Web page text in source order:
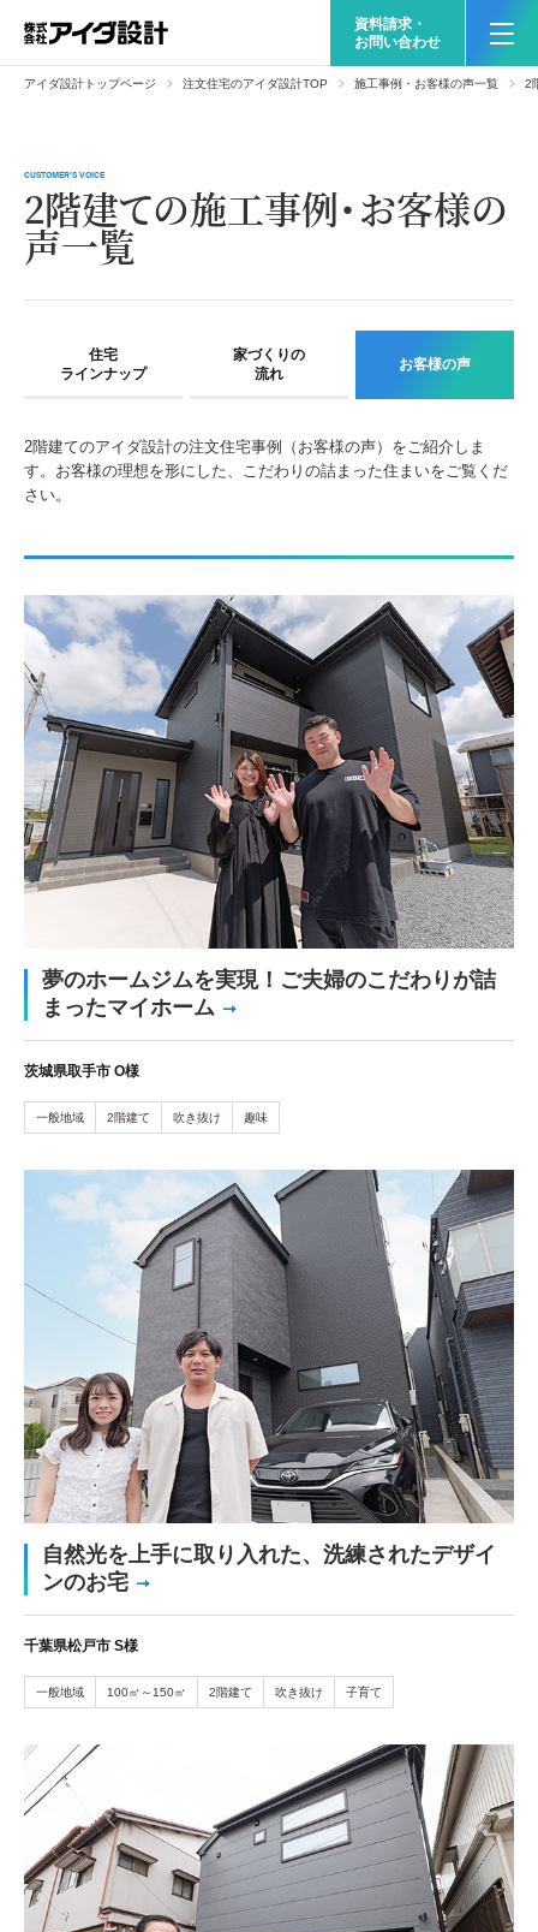
資料請求・
お問い合わせ
アイダ設計トップページ 注文住宅のアイダ設計TOP 施工事例・お客様の声一覧 2
2階建ての施工事例・お客様の
声一覧
CUSTOMER'S VOICE
住宅
ラインナップ
家づくりの
流れ
お客様の声
2階建てのアイダ設計の注文住宅事例（お客様の声）をご紹介しま
す。お客様の理想を形にした、こだわりの詰まった住まいをご覧くだ
さい。
夢のホームジムを実現！ご夫婦のこだわりが詰
まったマイホーム
茨城県取手市 O様
一般地域 2階建て 吹き抜け 趣味
自然光を上手に取り入れた、洗練されたデザイ
ンのお宅
千葉県松戸市 S様
一般地域 100㎡～150㎡ 2階建て 吹き抜け 子育て